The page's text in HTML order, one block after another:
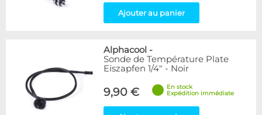
Ajouter au panier
Alphacool -
Sonde de Température Plate
Eiszapfen 1/4" - Noir
9,90 €
En stock
Expédition immédiate